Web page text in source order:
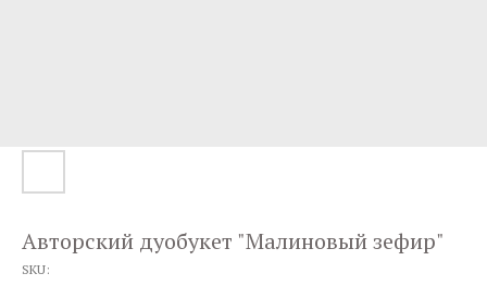
Авторский дуобукет "Малиновый зефир"
SKU: